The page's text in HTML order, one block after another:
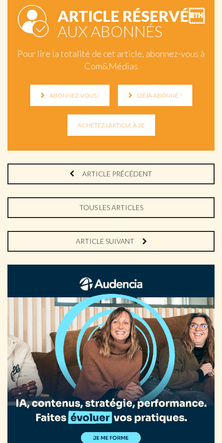
ARTICLE RÉSERVÉ
AUX ABONNÉS
Pour lire la totalité de cet article, abonnez-vous à
Com&Médias
ABONNEZ-VOUS ! DÉJÀ ABONNÉ ?
ARTICLE PRÉCÉDENT
TOUS LES ARTICLES
ARTICLE SUIVANT